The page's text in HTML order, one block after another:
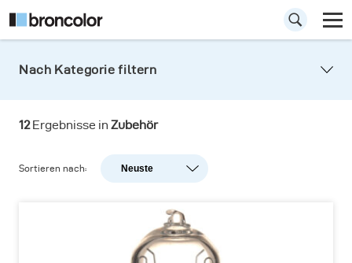
Halogen Einstelllampen für Ihre broncolor
Nach Kategorie filtern
12Ergebnisse in Zubehör
Sortieren nach: Neuste
Neuste
Beliebtheit
A-Z